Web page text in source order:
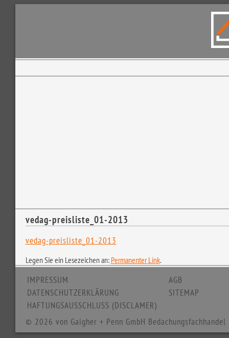
vedag-preisliste_01-2013
vedag-preisliste_01-2013
Legen Sie ein Lesezeichen an: Permanenter Link.
IMPRESSUM
DATENSCHUTZERKLÄRUNG
HAFTUNGSAUSSCHLUSS (DISCLAMER)
AGB
SITEMAP
© 2026 von Gaigher + Penn GmbH Bedachungsfachhandel